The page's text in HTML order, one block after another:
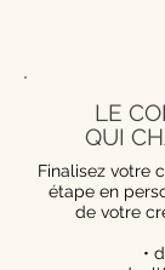
LE
QUI
Finalisez votre
étape en
de votre
•